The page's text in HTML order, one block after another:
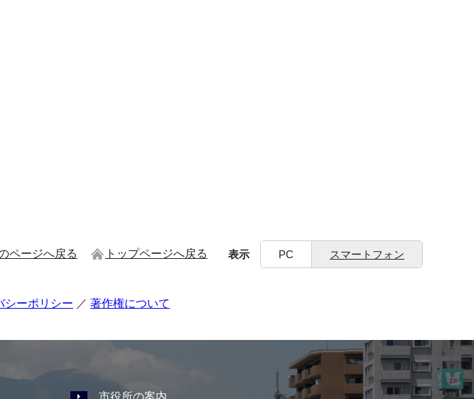
ページへ戻る トップページへ戻る 表示 PC スマートフォン
シーポリシー 著作権について
市役所の案内